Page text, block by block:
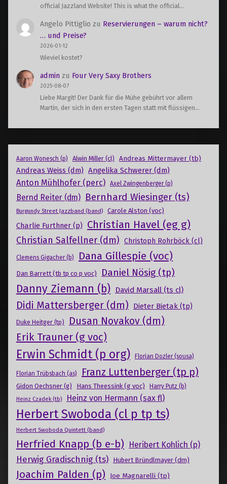
official Jazzland Website! This is what the official…
Angelo Pittiglio zu Reservierungen – warum nicht?
… und Preise?
2026-01-12
Wieviel kostet?
admin zu Four Very Saxy Brothers
2025-08-07
Liebe Margit! Der Dank für die Mühe gebührt vor allem
Martin, der sich in den ersten Tagen statt mit flüssigen…
Aaron Wonesch (p) Alwin Miller (cl) Andreas Mittermayer (tb)
Andreas Weiss (dm) Angelika Schwerer (dm)
Anton Mühlhofer (perc) Axel Zwingenberger (p)
Bernd Reiter (dm) Bernhard Wiesinger (ts)
Burgundy Street Jazzband (band) Carole Alston (voc)
Charlie Furthner (p) Christian Havel (eg g)
Christian Salfellner (dm) Christoph Rohrböck (cl)
Clemens Gigacher (b) Dana Gillespie (voc)
Dan Barrett (tb tp co p voc) Daniel Nösig (tp)
Danny Ziemann (b) David Marsall (ts cl)
Didi Mattersberger (dm) Dieter Bietak (tp)
Duke Heitger (tp) Dusan Novakov (dm)
Erik Trauner (g voc)
Erwin Schmidt (p org) Florian Dozler (sousa)
Florian Trübsbach (as) Franz Luttenberger (tp p)
Gidon Oechsner (g) Hans Theessink (g voc) Harry Putz (b)
Heinz Czadek (tb) Heinz von Hermann (sax fl)
Herbert Swoboda (cl p tp ts)
Herbert Swoboda Quintett (band)
Herfried Knapp (b e-b) Heribert Kohlich (p)
Herwig Gradischnig (ts) Hubert Bründlmayer (dm)
Joachim Palden (p) Joe Magnarelli (tp)